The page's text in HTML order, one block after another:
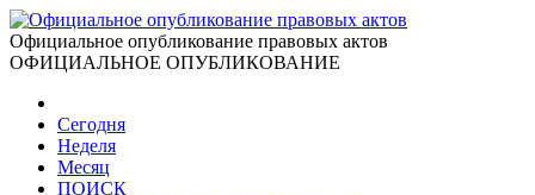
Официальное опубликование правовых актов
ОФИЦИАЛЬНОЕ ОПУБЛИКОВАНИЕ
Сегодня
Неделя
Месяц
ПОИСК